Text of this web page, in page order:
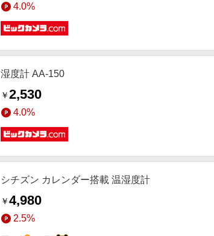
4.0%
湿度計 AA-150
￥2,530
4.0%
シチズン カレンダー搭載 温湿度計
￥4,980
2.5%